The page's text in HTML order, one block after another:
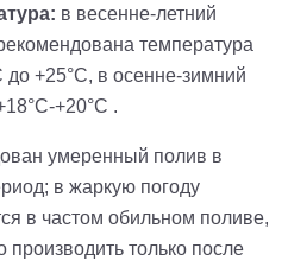
в весенне-летний
температура
до +25°C, в осенне-зимний
+20°C .
умеренный полив в
в жаркую погоду
в частом обильном поливе,
производить только после